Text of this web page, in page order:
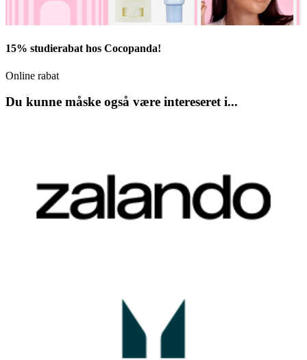
15% studierabat hos Cocopanda!
Online rabat
Du kunne måske også være intereseret i...